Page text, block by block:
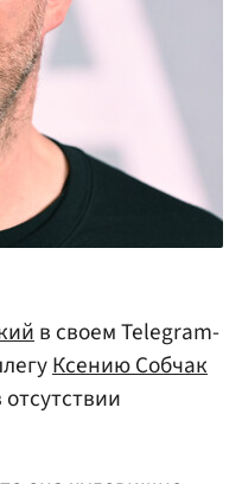
в своем Telegram-
Ксению Собчак